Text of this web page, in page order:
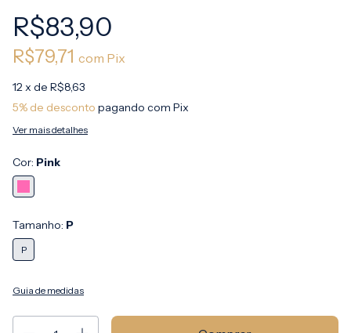
R$83,90
R$79,71 com Pix
12x de R$8,63
5% de desconto pagando com Pix
Ver mais detalhes
Cor: Pink
Tamanho: P
P
Guia de medidas